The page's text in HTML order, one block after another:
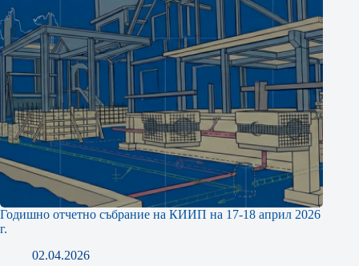
Годишно отчетно събрание на КИИП на 17-18 април 2026
г.
02.04.2026